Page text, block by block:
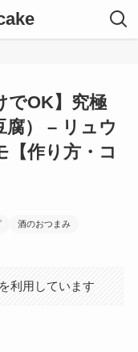
でOK】究極
） – リュウ
【作り方・コ
酒のおつまみ
利用しています